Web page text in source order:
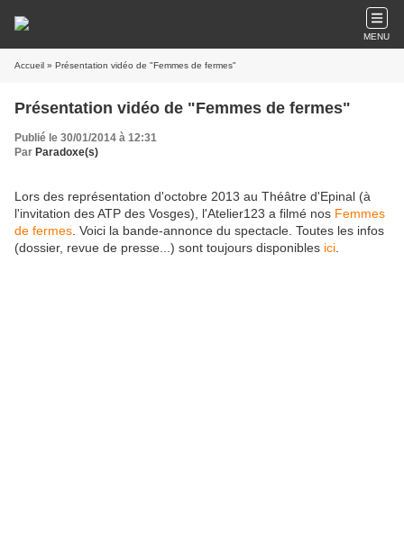
MENU
Accueil » Présentation vidéo de "Femmes de fermes"
Présentation vidéo de "Femmes de fermes"
Publié le 30/01/2014 à 12:31
Par Paradoxe(s)
Lors des représentation d'octobre 2013 au Théâtre d'Epinal (à
l'invitation des ATP des Vosges), l'Atelier123 a filmé nos Femmes
de fermes . Voici la bande-annonce du spectacle. Toutes les infos
(dossier, revue de presse...) sont toujours disponibles ici